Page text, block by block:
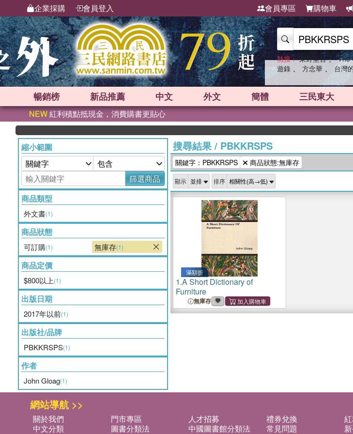
企業採購 會員登入 會員專區 購物車
熱搜： 東野圭吾 、 The
遊錄 、 方念華 、 台灣
暢銷榜 新品推薦 中文 外文 簡體 三民東大
NEW紅利積點抵現金，消費購書更貼心
縮小範圍
篩選商品
商品類型
外文書(1)
商品狀態
可訂購(1) 無庫存(1)
商品定價
$800以上(1)
出版日期
2017年以前(1)
出版社/品牌
PBKKRSPS(1)
作者
John Gloag(1)
搜尋結果/ PBKKRSPS
關鍵字：PBKKRSPS 商品狀態:無庫存
顯示 排序
滿額折
1.A Short Dictionary of
Furniture
無庫存
網站導航 >>
關於我們 門市專區 人才招募 禮券兌換
中文分類
圖書分類法 中國圖書館分類法 常見問題